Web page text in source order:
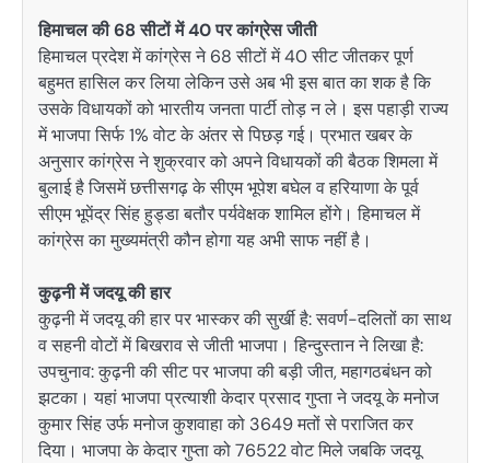
हिमाचल की 68 सीटों में 40 पर कांग्रेस जीती
हिमाचल प्रदेश में कांग्रेस ने 68 सीटों में 40 सीट जीतकर पूर्ण
बहुमत हासिल कर लिया लेकिन उसे अब भी इस बात का शक है कि
उसके विधायकों को भारतीय जनता पार्टी तोड़ न ले। इस पहाड़ी राज्य
में भाजपा सिर्फ 1% वोट के अंतर से पिछड़ गई। प्रभात खबर के
अनुसार कांग्रेस ने शुक्रवार को अपने विधायकों की बैठक शिमला में
बुलाई है जिसमें छत्तीसगढ़ के सीएम भूपेश बघेल व हरियाणा के पूर्व
सीएम भूपेंद्र सिंह हुड्डा बतौर पर्यवेक्षक शामिल होंगे। हिमाचल में
कांग्रेस का मुख्यमंत्री कौन होगा यह अभी साफ नहीं है।
कुढ़नी में जदयू की हार
कुढ़नी में जदयू की हार पर भास्कर की सुर्खी है: सवर्ण-दलितों का साथ
व सहनी वोटों में बिखराव से जीती भाजपा। हिन्दुस्तान ने लिखा है:
उपचुनाव: कुढ़नी की सीट पर भाजपा की बड़ी जीत, महागठबंधन को
झटका। यहां भाजपा प्रत्याशी केदार प्रसाद गुप्ता ने जदयू के मनोज
कुमार सिंह उर्फ मनोज कुशवाहा को 3649 मतों से पराजित कर
दिया। भाजपा के केदार गुप्ता को 76522 वोट मिले जबकि जदयू